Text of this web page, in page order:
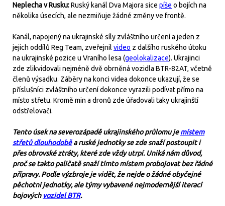
Neplecha v Rusku:Ruský kanál Dva Majora sice píše o bojích na
několika úsecích, ale nezmiňuje žádné změny ve frontě.
Kanál, napojený na ukrajinské síly zvláštního určení a jeden z
jejich oddílů Reg Team, zveřejnil video z dalšího ruského útoku
na ukrajinské pozice u Vraního lesa (geolokalizace). Ukrajinci
zde zlikvidovali nejméně dvě obrněná vozidla BTR-82AT, včetně
členů výsadku. Záběry na konci videa dokonce ukazují, že se
příslušníci zvláštního určení dokonce vyrazili podívat přímo na
místo střetu. Kromě min a dronů zde úřadovali taky ukrajinští
odstřelovači.
Tento úsek na severozápadě ukrajinského průlomu jemístem
střetů dlouhodoběa ruské jednotky se zde snaží postoupit i
přes obrovské ztráty, které zde vždy utrpí. Uniká nám důvod,
proč se takto paličatě snaží tímto místem probojovat bez řádné
přípravy. Podle výzbroje je vidět, že nejde o žádné obyčejné
pěchotní jednotky, ale týmy vybavené nejmodernější iterací
bojových vozidel BTR.